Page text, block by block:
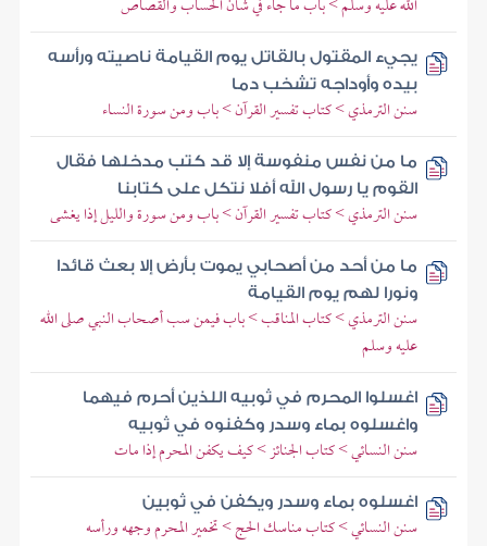
يجيء المقتول بالقاتل يوم القيامة ناصيته ورأسه
بيده وأوداجه تشخب دما
سنن الترمذي > كتاب تفسير القرآن > باب ومن سورة النساء
ما من نفس منفوسة إلا قد كتب مدخلها فقال
القوم يا رسول الله أفلا نتكل على كتابنا
سنن الترمذي > كتاب تفسير القرآن > باب ومن سورة والليل إذا يغشى
ما من أحد من أصحابي يموت بأرض إلا بعث قائدا
ونورا لهم يوم القيامة
سنن الترمذي > كتاب المناقب > باب فيمن سب أصحاب النبي صلى الله
عليه وسلم
اغسلوا المحرم في ثوبيه اللذين أحرم فيهما
واغسلوه بماء وسدر وكفنوه في ثوبيه
سنن النسائي > كتاب الجنائز > كيف يكفن المحرم إذا مات
اغسلوه بماء وسدر ويكفن في ثوبين
سنن النسائي > كتاب مناسك الحج > تخمير المحرم وجهه ورأسه